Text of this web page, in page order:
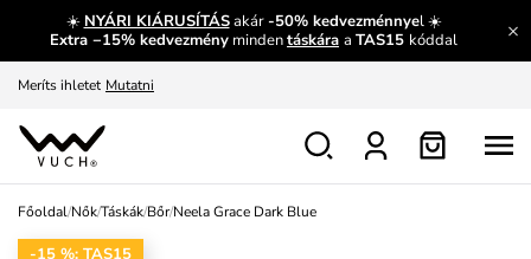
☀️ NYÁRI KIÁRUSÍTÁSakár-50% kedvezménnyel ☀️
Extra −15% kedvezmény mindentáskára a TAS15 kóddal
Fedezze fel velünk az újdonságokat. Megtekintés
Meríts ihletet Mutatni
Ingyenes csere és visszaküldés
Főoldal/Nők/Táskák/Bőr/Neela Grace Dark Blue
-15 %: TAS15